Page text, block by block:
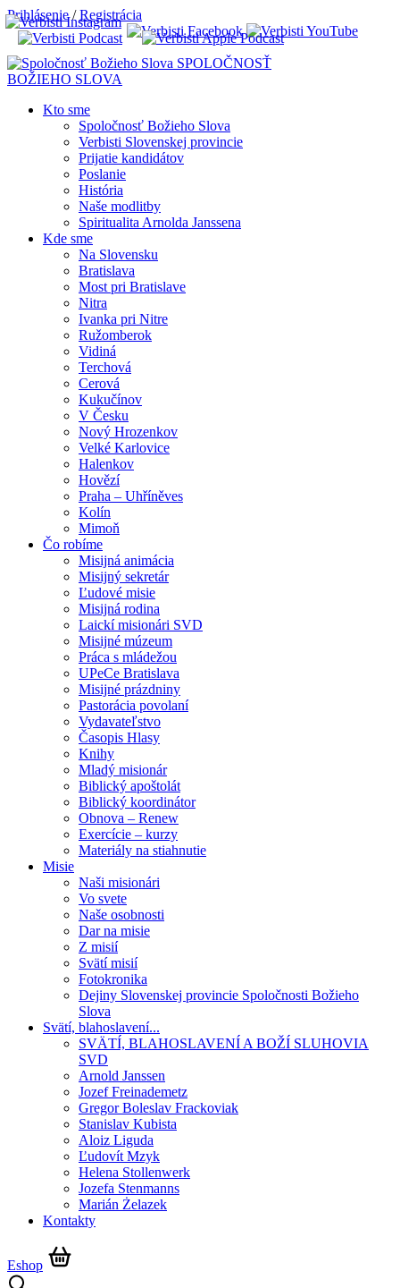
Prihlásenie /Registrácia
SPOLOČNOSŤ
BOŽIEHO SLOVA
Kto sme
Spoločnosť Božieho Slova
Verbisti Slovenskej provincie
Prijatie kandidátov
Poslanie
História
Naše modlitby
Spiritualita Arnolda Janssena
Kde sme
Na Slovensku
Bratislava
Most pri Bratislave
Nitra
Ivanka pri Nitre
Ružomberok
Vidiná
Terchová
Cerová
Kukučínov
V Česku
Nový Hrozenkov
Velké Karlovice
Halenkov
Hovězí
Praha – Uhříněves
Kolín
Mimoň
Čo robíme
Misijná animácia
Misijný sekretár
Ľudové misie
Misijná rodina
Laickí misionári SVD
Misijné múzeum
Práca s mládežou
UPeCe Bratislava
Misijné prázdniny
Pastorácia povolaní
Vydavateľstvo
Časopis Hlasy
Knihy
Mladý misionár
Biblický apoštolát
Biblický koordinátor
Obnova – Renew
Exercície – kurzy
Materiály na stiahnutie
Misie
Naši misionári
Vo svete
Naše osobnosti
Dar na misie
Z misií
Svätí misií
Fotokronika
Dejiny Slovenskej provincie Spoločnosti Božieho
Slova
Svätí, blahoslavení...
SVÄTÍ, BLAHOSLAVENÍ A BOŽÍ SLUHOVIA
SVD
Arnold Janssen
Jozef Freinademetz
Gregor Boleslav Frackoviak
Stanislav Kubista
Aloiz Liguda
Ľudovít Mzyk
Helena Stollenwerk
Jozefa Stenmanns
Marián Żelazek
Kontakty
Eshop